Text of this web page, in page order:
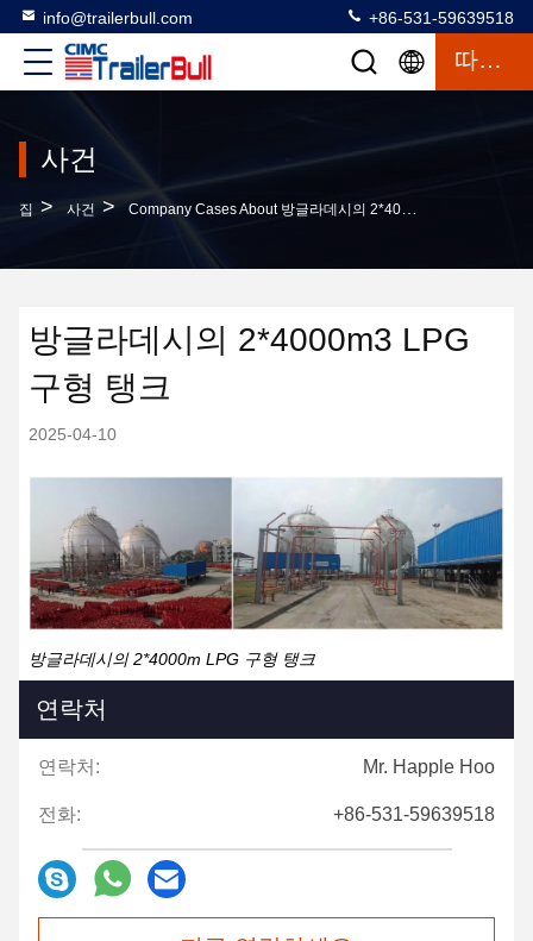
info@trailerbull.com +86-531-59639518
따옴표
사건
집 > 사건 > Company Cases About 방글라데시의 2*4000m3 LPG 구형 탱크
방글라데시의 2*4000m3 LPG
구형 탱크
2025-04-10
방글라데시의 2*4000m LPG 구형 탱크
연락처
연락처: Mr. Happle Hoo
전화: +86-531-59639518